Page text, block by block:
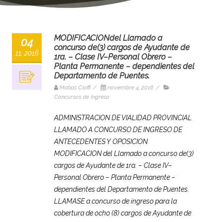
04
11, 2016
MODIFICACIONdel Llamado a
concurso de(3) cargos de Ayudante de
1ra. – Clase IV–Personal Obrero –
Planta Permanente – dependientes del
Departamento de Puentes.
Matias Cioffi / noviembre 4, 2016 /
Concursos de Ingreso
ADMINISTRACION DE VIALIDAD PROVINCIAL
LLAMADO A CONCURSO DE INGRESO DE
ANTECEDENTES Y OPOSICION
MODIFICACION del Llamado a concurso de(3)
cargos de Ayudante de 1ra. – Clase IV–
Personal Obrero – Planta Permanente –
dependientes del Departamento de Puentes.
LLAMASE a concurso de ingreso para la
cobertura de ocho (8) cargos de Ayudante de